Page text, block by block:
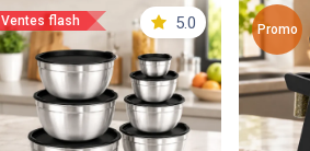
Ventes flash 5.0 Promo